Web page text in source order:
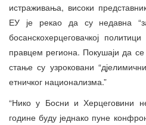
истраживања, високи
ЕУ је рекао да су недавна
босанскохерцеговачкој
правцем региона. Покушаји да
стање су узроковани
етничког национализма.”
“Нико у Босни и Херцеговини
године буду једнако пуне